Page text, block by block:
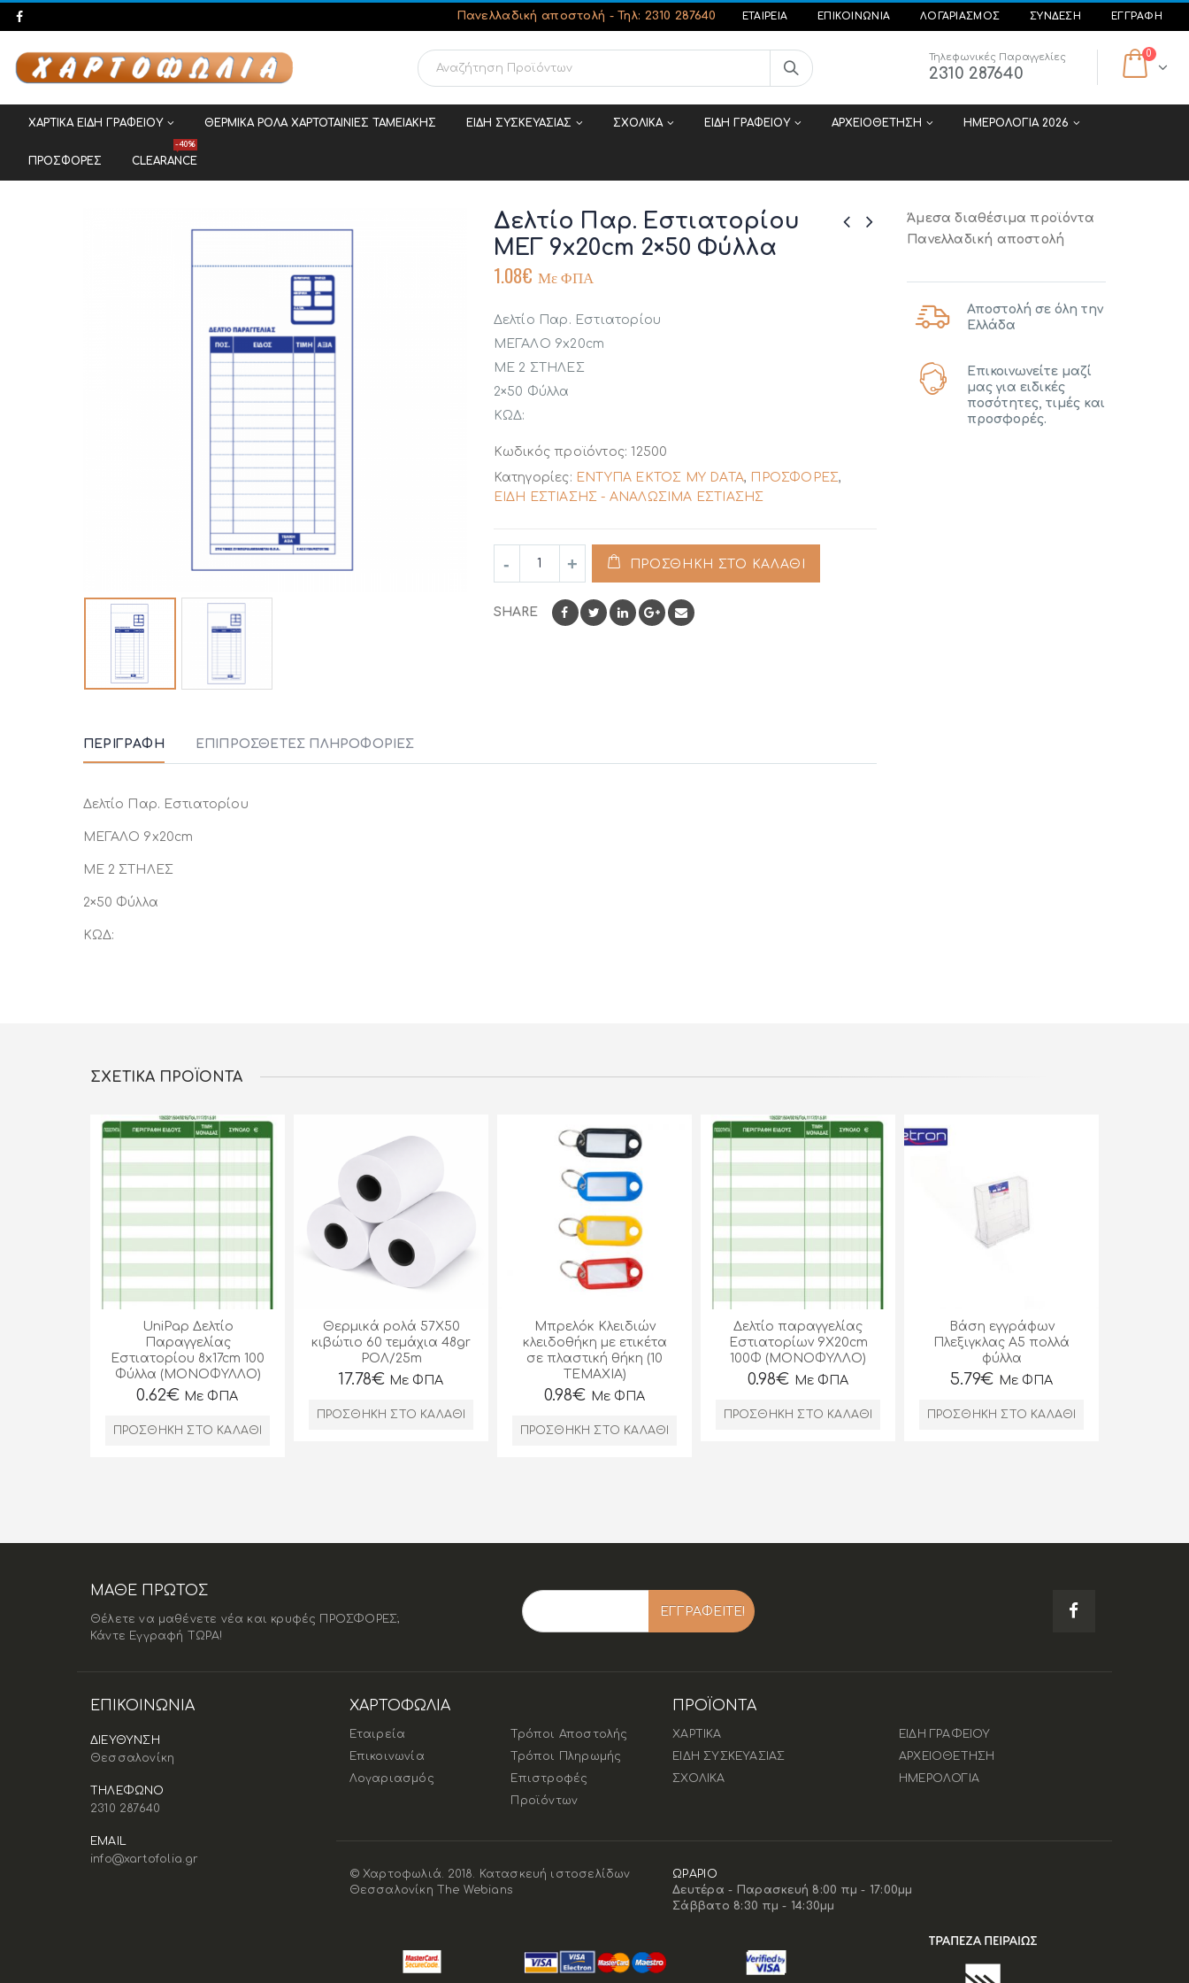
Πανελλαδική αποστολή - Τηλ: 2310 287640 ΕΤΑΙΡΕΊΑ ΕΠΙΚΟΙΝΩΝΊΑ ΛΟΓΑΡΙΑΣΜΟΣ ΣΎΝΔΕΣΗ ΕΓΓΡΑΦΉ
Τηλεφωνικές Παραγγελίες
2310 287640
0
ΧΑΡΤΙΚΑ ΕΙΔΗ ΓΡΑΦΕΙΟΥ ΘΕΡΜΙΚΑ ΡΟΛΑ ΧΑΡΤΟΤΑΙΝΙΕΣ ΤΑΜΕΙΑΚΗΣ ΕΙΔΗ ΣΥΣΚΕΥΑΣΙΑΣ ΣΧΟΛΙΚΑ ΕΙΔΗ ΓΡΑΦΕΙΟΥ ΑΡΧΕΙΟΘΕΤΗΣΗ ΗΜΕΡΟΛΟΓΙΑ 2026
ΠΡΟΣΦΟΡΕΣ CLEARANCE
-40%
Δελτίο Παρ. Εστιατορίου
ΜΕΓ 9x20cm 2×50 Φύλλα
1.08€ Με ΦΠΑ
Δελτίο Παρ. Εστιατορίου
ΜΕΓΑΛΟ 9x20cm
ΜΕ 2 ΣΤΗΛΕΣ
2×50 Φύλλα
ΚΩΔ:
Κωδικός προϊόντος:12500
Κατηγορίες: ΕΝΤΥΠΑ ΕΚΤΟΣ MY DATA, ΠΡΟΣΦΟΡΕΣ,
ΕΙΔΗ ΕΣΤΙΑΣΗΣ - ΑΝΑΛΩΣΙΜΑ ΕΣΤΙΑΣΗΣ
ΠΡΟΣΘΉΚΗ ΣΤΟ ΚΑΛΆΘΙ
SHARE
ΠΕΡΙΓΡΑΦΉ ΕΠΙΠΡΌΣΘΕΤΕΣ ΠΛΗΡΟΦΟΡΊΕΣ
Δελτίο Παρ. Εστιατορίου
ΜΕΓΑΛΟ 9x20cm
ΜΕ 2 ΣΤΗΛΕΣ
2×50 Φύλλα
ΚΩΔ:
Άμεσα διαθέσιμα προϊόντα
Πανελλαδική αποστολή
Αποστολή σε όλη την
Ελλάδα
Επικοινωνείτε μαζί
μας για ειδικές
ποσότητες, τιμές και
προσφορές.
ΣΧΕΤΙΚΆ ΠΡΟΪΌΝΤΑ
UniPap Δελτίο
Παραγγελίας
Εστιατορίου 8x17cm 100
Φύλλα (ΜΟΝΟΦΥΛΛΟ)
0.62€ Με ΦΠΑ
ΠΡΟΣΘΉΚΗ ΣΤΟ ΚΑΛΆΘΙ
Θερμικά ρολά 57Χ50
κιβώτιο 60 τεμάχια 48gr
ΡΟΛ/25m
17.78€ Με ΦΠΑ
ΠΡΟΣΘΉΚΗ ΣΤΟ ΚΑΛΆΘΙ
Μπρελόκ Κλειδιών
κλειδοθήκη με ετικέτα
σε πλαστική θήκη (10
ΤΕΜΑΧΙΑ)
0.98€ Με ΦΠΑ
ΠΡΟΣΘΉΚΗ ΣΤΟ ΚΑΛΆΘΙ
Δελτίο παραγγελίας
Εστιατορίων 9X20cm
100Φ (ΜΟΝΟΦΥΛΛΟ)
0.98€ Με ΦΠΑ
ΠΡΟΣΘΉΚΗ ΣΤΟ ΚΑΛΆΘΙ
Βάση εγγράφων
Πλεξιγκλας Α5 πολλά
φύλλα
5.79€ Με ΦΠΑ
ΠΡΟΣΘΉΚΗ ΣΤΟ ΚΑΛΆΘΙ
ΜΑΘΕ ΠΡΩΤΟΣ
Θέλετε να μαθένετε νέα και κρυφές ΠΡΟΣΦΟΡΕΣ;
Κάντε Εγγραφή ΤΩΡΑ!
ΕΠΙΚΟΙΝΩΝΊΑ
ΔΙΕΥΘΥΝΣΗ
Θεσσαλονίκη
ΤΗΛΕΦΩΝΟ
2310 287640
EMAIL
info@xartofolia.gr
ΧΑΡΤΟΦΩΛΙΑ
Εταιρεία
Επικοινωνία
Λογαριασμός
Τρόποι Αποστολής
Τρόποι Πληρωμής
Επιστροφές
Προϊόντων
ΠΡΟΪΟΝΤΑ
ΧΑΡΤΙΚΑ
ΕΙΔΗ ΣΥΣΚΕΥΑΣΙΑΣ
ΣΧΟΛΙΚΑ
ΕΙΔΗ ΓΡΑΦΕΙΟΥ
ΑΡΧΕΙΟΘΕΤΗΣΗ
ΗΜΕΡΟΛΟΓΙΑ
© Χαρτοφωλιά. 2018.
Κατασκευή ιστοσελίδων
Θεσσαλονίκη The Webians
ΩΡΑΡΙΟ
Δευτέρα - Παρασκευή 8:00 πμ - 17:00μμ
Σάββατο 8:30 πμ - 14:30μμ